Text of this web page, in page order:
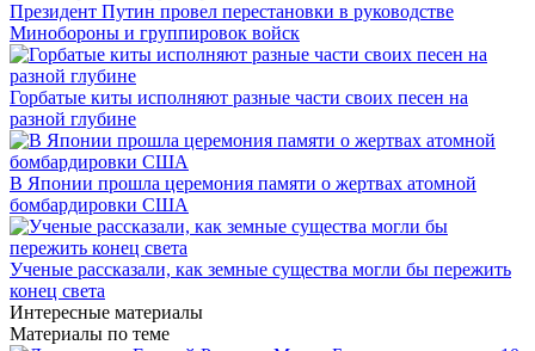
Президент Путин провел перестановки в руководстве
Минобороны и группировок войск
Горбатые киты исполняют разные части своих песен на
разной глубине
В Японии прошла церемония памяти о жертвах атомной
бомбардировки США
Ученые рассказали, как земные существа могли бы пережить
конец света
Интересные материалы
Материалы по теме